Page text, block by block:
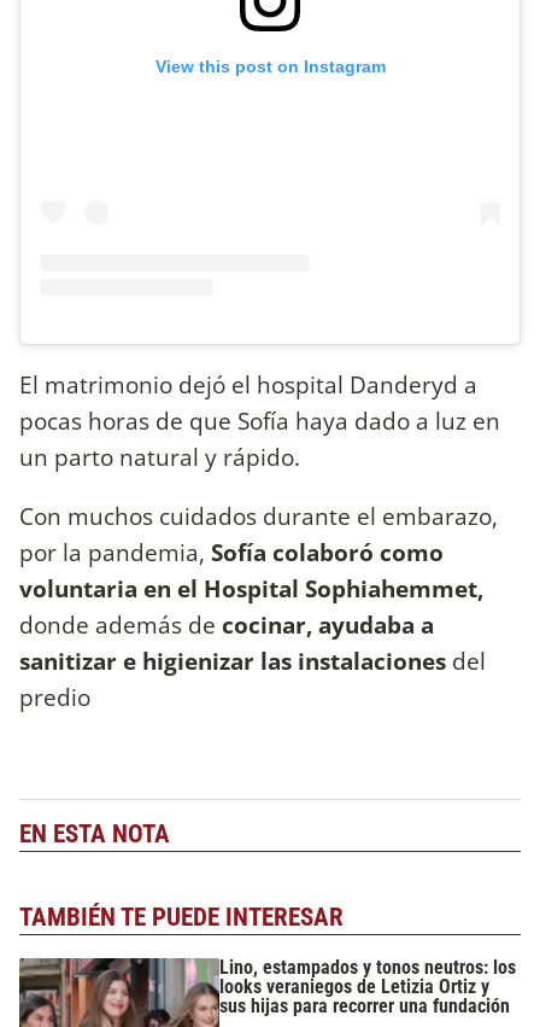
View this post on Instagram
El matrimonio dejó el hospital Danderyd a
pocas horas de que Sofía haya dado a luz en
un parto natural y rápido.
Con muchos cuidados durante el embarazo,
por la pandemia, Sofía colaboró como
voluntaria en el Hospital Sophiahemmet,
donde además de cocinar, ayudaba a
sanitizar e higienizar las instalaciones del
predio
EN ESTA NOTA
TAMBIÉN TE PUEDE INTERESAR
Lino, estampados y tonos neutros: los
looks veraniegos de Letizia Ortiz y
sus hijas para recorrer una fundación